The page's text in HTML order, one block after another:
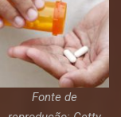
Fonte de